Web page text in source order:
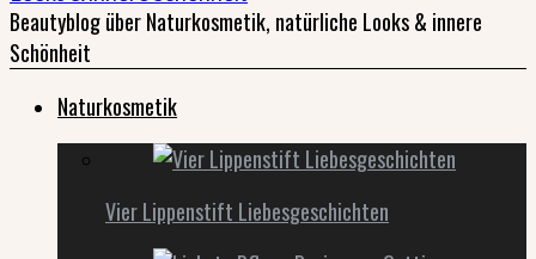
Beautyblog über Naturkosmetik, natürliche Looks & innere
Schönheit
Naturkosmetik
Vier Lippenstift Liebesgeschichten